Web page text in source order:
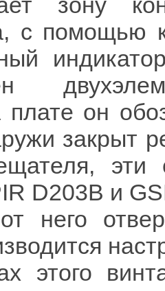
с помощью
плате он
закрыт
D203B и
него
этого